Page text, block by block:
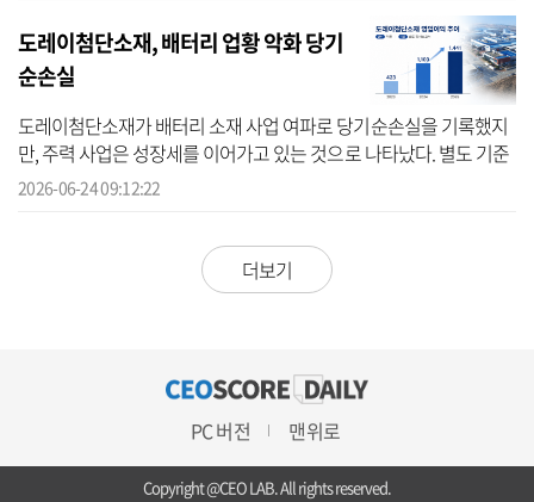
도레이첨단소재, 배터리 업황 악화 당기
순손실
도레이첨단소재가 배터리 소재 사업 여파로 당기순손실을 기록했지
만, 주력 사업은 성장세를 이어가고 있는 것으로 나타났다. 별도 기준
영업이익이 큰 폭으로 증가한 데 이어 메타아라미드 등 고부가가치
2026-06-24 09:12:22
더보기
PC 버전 맨위로
Copyright @CEO LAB. All rights reserved.